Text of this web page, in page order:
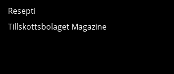
Resepti
Tillskottsbolaget Magazine